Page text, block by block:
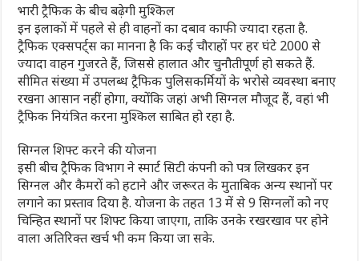
भारी ट्रैफिक के बीच बढ़ेगी मुश्किल
इन इलाकों में पहले से ही वाहनों का दबाव काफी ज्यादा रहता है.
ट्रैफिक एक्सपर्ट्स का मानना है कि कई चौराहों पर हर घंटे 2000 से
ज्यादा वाहन गुजरते हैं, जिससे हालात और चुनौतीपूर्ण हो सकते हैं.
सीमित संख्या में उपलब्ध ट्रैफिक पुलिसकर्मियों के भरोसे व्यवस्था बनाए
रखना आसान नहीं होगा, क्योंकि जहां अभी सिग्नल मौजूद हैं, वहां भी
ट्रैफिक नियंत्रित करना मुश्किल साबित हो रहा है.
सिग्नल शिफ्ट करने की योजना
इसी बीच ट्रैफिक विभाग ने स्मार्ट सिटी कंपनी को पत्र लिखकर इन
सिग्नल और कैमरों को हटाने और जरूरत के मुताबिक अन्य स्थानों पर
लगाने का प्रस्ताव दिया है. योजना के तहत 13 में से 9 सिग्नलों को नए
चिन्हित स्थानों पर शिफ्ट किया जाएगा, ताकि उनके रखरखाव पर होने
वाला अतिरिक्त खर्च भी कम किया जा सके.